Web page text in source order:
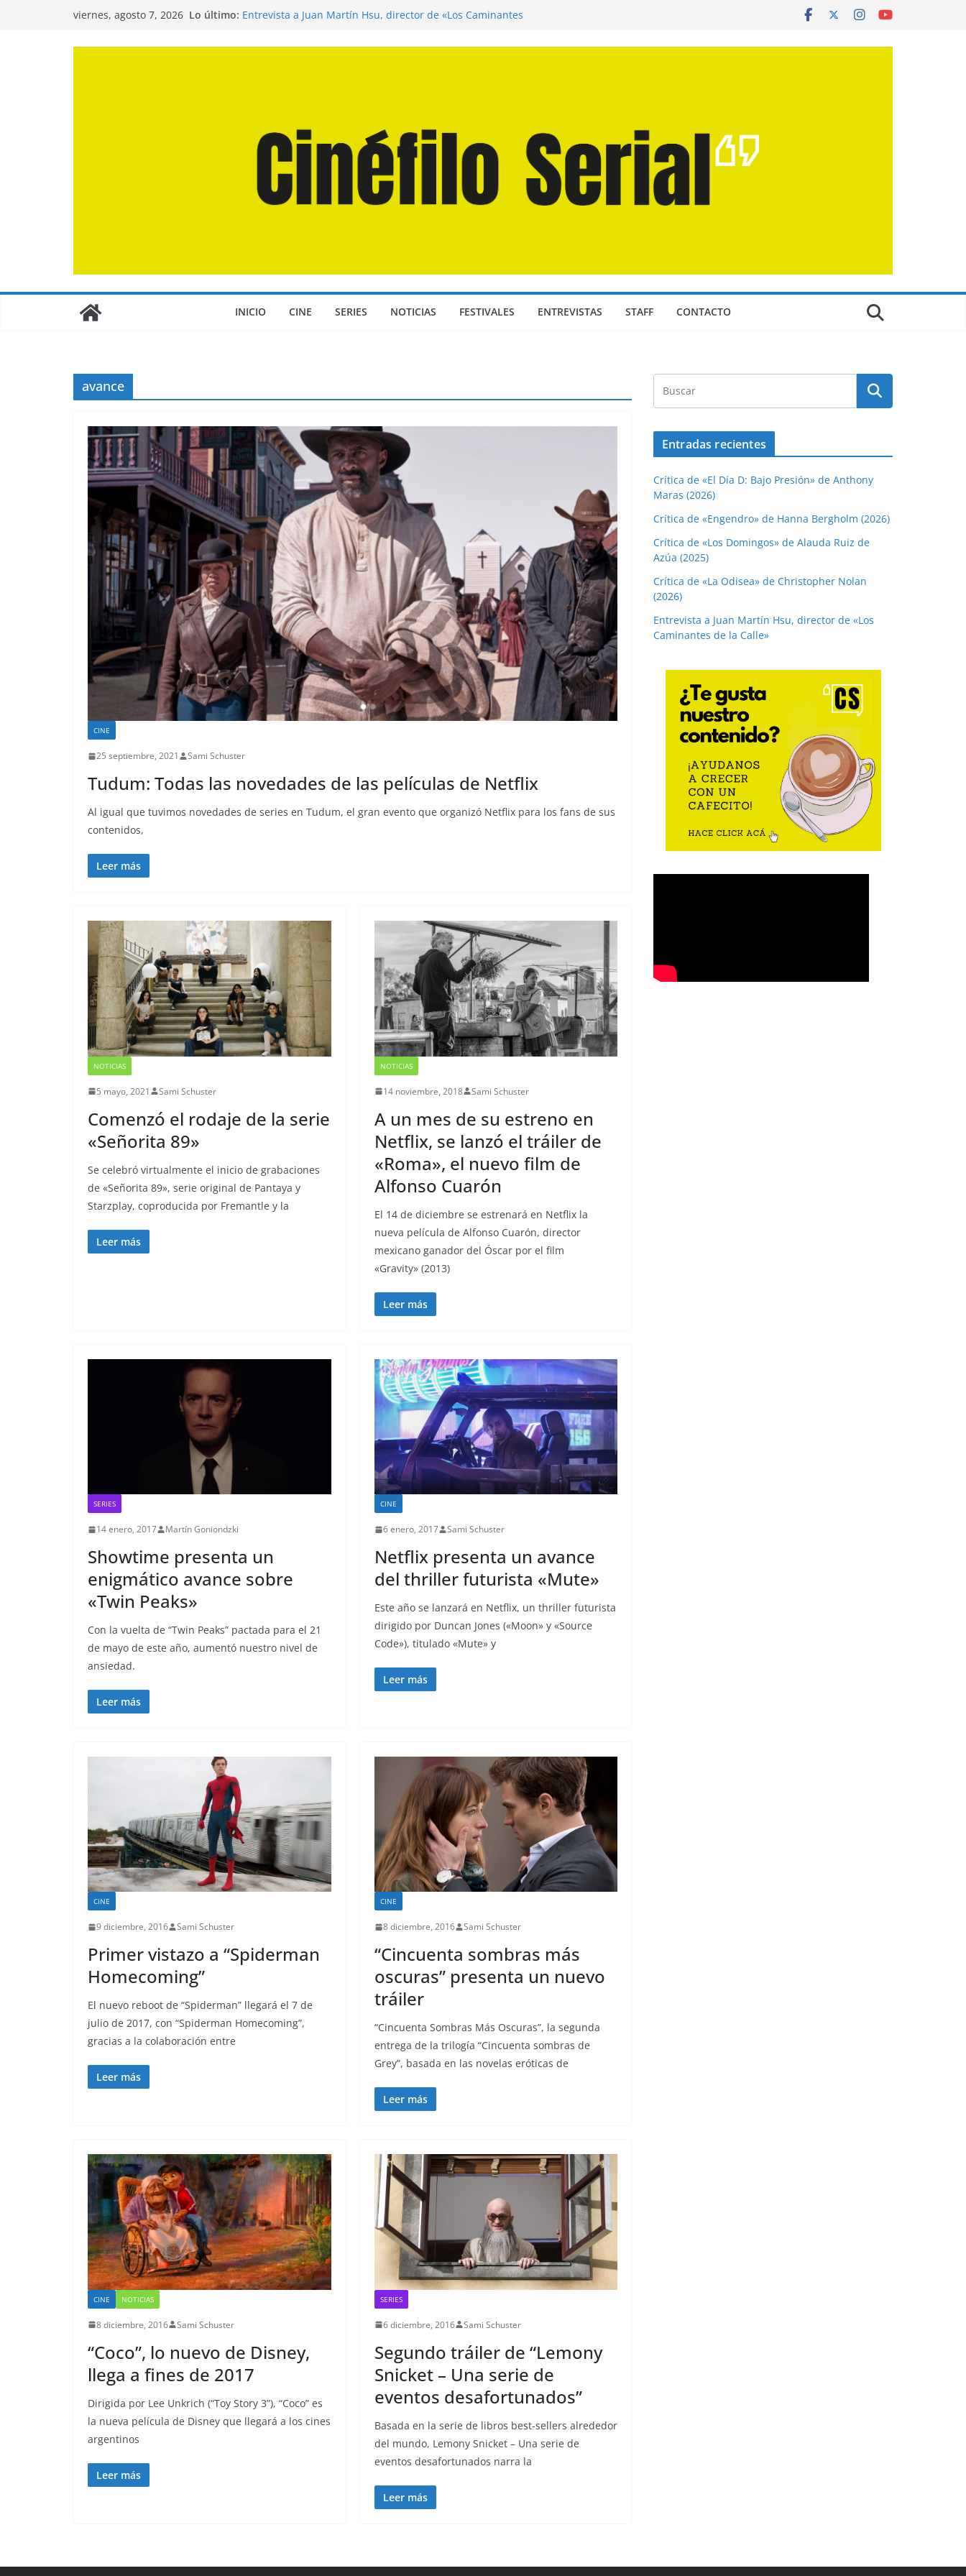
viernes, agosto 7, 2026 Lo último: Entrevista a Juan Martín Hsu, director de «Los Caminantes
INICIO CINE SERIES NOTICIAS FESTIVALES ENTREVISTAS STAFF CONTACTO
avance
CINE
25 septiembre, 2021 Sami Schuster
Tudum: Todas las novedades de las películas de Netflix
Al igual que tuvimos novedades de series en Tudum, el gran evento que organizó Netflix para los fans de sus
contenidos,
Leer más
NOTICIAS
5 mayo, 2021 Sami Schuster
Comenzó el rodaje de la serie
«Señorita 89»
Se celebró virtualmente el inicio de grabaciones
de «Señorita 89», serie original de Pantaya y
Starzplay, coproducida por Fremantle y la
Leer más
NOTICIAS
14 noviembre, 2018 Sami Schuster
A un mes de su estreno en
Netflix, se lanzó el tráiler de
«Roma», el nuevo film de
Alfonso Cuarón
El 14 de diciembre se estrenará en Netflix la
nueva película de Alfonso Cuarón, director
mexicano ganador del Óscar por el film
«Gravity» (2013)
Leer más
SERIES
14 enero, 2017 Martín Goniondzki
Showtime presenta un
enigmático avance sobre
«Twin Peaks»
Con la vuelta de “Twin Peaks” pactada para el 21
de mayo de este año, aumentó nuestro nivel de
ansiedad.
Leer más
CINE
6 enero, 2017 Sami Schuster
Netflix presenta un avance
del thriller futurista «Mute»
Este año se lanzará en Netflix, un thriller futurista
dirigido por Duncan Jones («Moon» y «Source
Code»), titulado «Mute» y
Leer más
CINE
9 diciembre, 2016 Sami Schuster
Primer vistazo a “Spiderman
Homecoming”
El nuevo reboot de “Spiderman” llegará el 7 de
julio de 2017, con “Spiderman Homecoming”,
gracias a la colaboración entre
Leer más
CINE
8 diciembre, 2016 Sami Schuster
“Cincuenta sombras más
oscuras” presenta un nuevo
tráiler
“Cincuenta Sombras Más Oscuras”, la segunda
entrega de la trilogía “Cincuenta sombras de
Grey”, basada en las novelas eróticas de
Leer más
CINE NOTICIAS
8 diciembre, 2016 Sami Schuster
“Coco”, lo nuevo de Disney,
llega a fines de 2017
Dirigida por Lee Unkrich (“Toy Story 3”), “Coco” es
la nueva película de Disney que llegará a los cines
argentinos
Leer más
SERIES
6 diciembre, 2016 Sami Schuster
Segundo tráiler de “Lemony
Snicket – Una serie de
eventos desafortunados”
Basada en la serie de libros best-sellers alrededor
del mundo, Lemony Snicket – Una serie de
eventos desafortunados narra la
Leer más
Entradas recientes
Crítica de «El Día D: Bajo Presión» de Anthony
Maras (2026)
Crítica de «Engendro» de Hanna Bergholm (2026)
Crítica de «Los Domingos» de Alauda Ruiz de
Azúa (2025)
Crítica de «La Odisea» de Christopher Nolan
(2026)
Entrevista a Juan Martín Hsu, director de «Los
Caminantes de la Calle»